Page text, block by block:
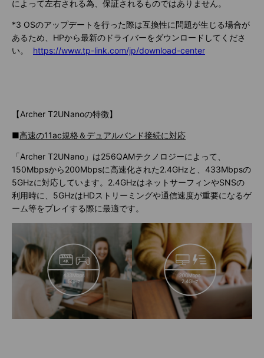
によって左右される為、保証されるものではありません。
*3 OSのアップデートを行った際は互換性に問題が生じる場合が
あるため、HPから最新のドライバーをダウンロードしてくださ
い。 https://www.tp-link.com/jp/download-center
【Archer T2UNanoの特徴】
■高速の11ac規格＆デュアルバンド接続に対応
「Archer T2UNano」は256QAMテクノロジーによって、
150Mbpsから200Mbpsに高速化された2.4GHzと、433Mbpsの
5GHzに対応しています。2.4GHzはネットサーフィンやSNSの
利用時に、5GHzはHDストリーミングや通信速度が重要になるゲ
ーム等をプレイする際に最適です。